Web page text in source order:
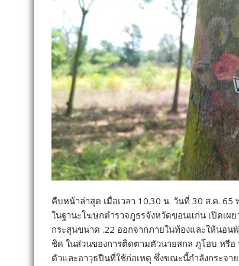
คืบหน้าล่าสุด เมื่อเวลา 10.30 น. วันที่ 30 ส.ค.
ในฐานะโฆษกตำรวจภูธรจังหวัดขอนแก่น เปิดเผ
กระสุนขนาด .22 ออกจากภายในท้องและให้นอน
ชิด ในส่วนของการติดตามตัวนายสกล ภูโอบ หรือ
ตัวและอาวุธปืนที่ใช้ก่อเหตุ ซึ่งขณะนี้กำลังกระจา